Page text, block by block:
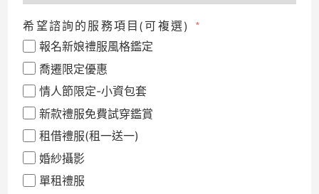
希望諮詢的服務項目(可複選)
報名新娘禮服風格鑑定
喬遷限定優惠
情人節限定-小資包套
新款禮服免費試穿鑑賞
租借禮服(租一送一)
婚紗攝影
單租禮服